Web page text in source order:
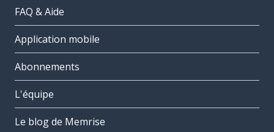
FAQ & Aide
Application mobile
Abonnements
L'équipe
Le blog de Memrise